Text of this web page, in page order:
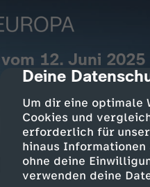
cmp-dialog-
Deine
Um dir eine optimale
Cookies und
erforderlich für
hinaus
ohne deine
verwenden deine
12. Juni 2025
informativ 15 Min.
in Indien -
- Protest gegen